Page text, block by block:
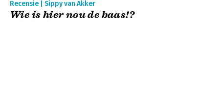
Recensie | Sippy van Akker
Wie is hier nou de baas!?